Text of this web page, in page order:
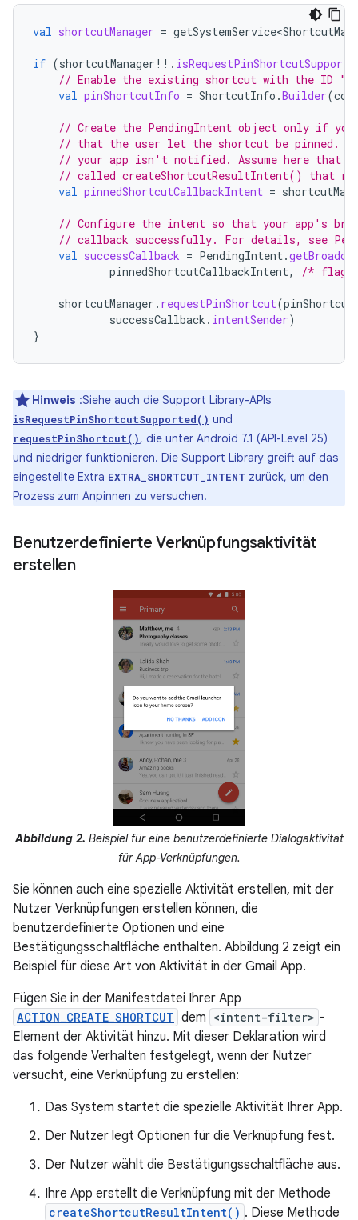
val shortcutManager =
if (shortcutManager !! .
// Enable the existing shortcut with the ID
val pinShortcutInfo = ShortcutInfo .Builder(
// Create the PendingIntent object only if
// that the user let the shortcut be pinned.
// your app isn't notified. Assume here that
// called createShortcutResultIntent() that
val pinnedShortcutCallbackIntent =
// Configure the intent so that your app's
// callback successfully. For details, see
val successCallback = PendingIntent.
pinnedShortcutCallbackIntent, /*
shortcutManager . requestPinShortcut(
successCallback . intentSender)
}
Hinweis :Siehe auch die Support Library-APIs
isRequestPinShortcutSupported() und
requestPinShortcut(), die unter Android 7.1 (API-Level 25)
und niedriger funktionieren. Die Support Library greift auf das
eingestellte Extra EXTRA_SHORTCUT_INTENT zurück, um den
Prozess zum Anpinnen zu versuchen.
Benutzerdefinierte Verknüpfungsaktivität
erstellen
Abbildung 2. Beispiel für eine benutzerdefinierte Dialogaktivität
für App-Verknüpfungen.
Sie können auch eine spezielle Aktivität erstellen, mit der
Nutzer Verknüpfungen erstellen können, die
benutzerdefinierte Optionen und eine
Bestätigungsschaltfläche enthalten. Abbildung 2 zeigt ein
Beispiel für diese Art von Aktivität in der Gmail App.
Fügen Sie in der Manifestdatei Ihrer App
ACTION_CREATE_SHORTCUT dem <intent-filter> -
Element der Aktivität hinzu. Mit dieser Deklaration wird
das folgende Verhalten festgelegt, wenn der Nutzer
versucht, eine Verknüpfung zu erstellen:
Das System startet die spezielle Aktivität Ihrer App.
Der Nutzer legt Optionen für die Verknüpfung fest.
Der Nutzer wählt die Bestätigungsschaltfläche aus.
Ihre App erstellt die Verknüpfung mit der Methode
createShortcutResultIntent() . Diese Methode